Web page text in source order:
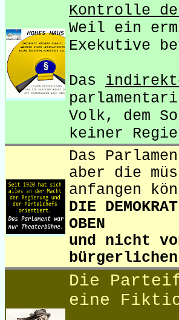
Kontrolle
Weil ein
Exekutive
Das
Volk, dem
keiner
Das
aber die
anfangen
DIE
OBEN
und nicht
bürgerlichen
Die
eine